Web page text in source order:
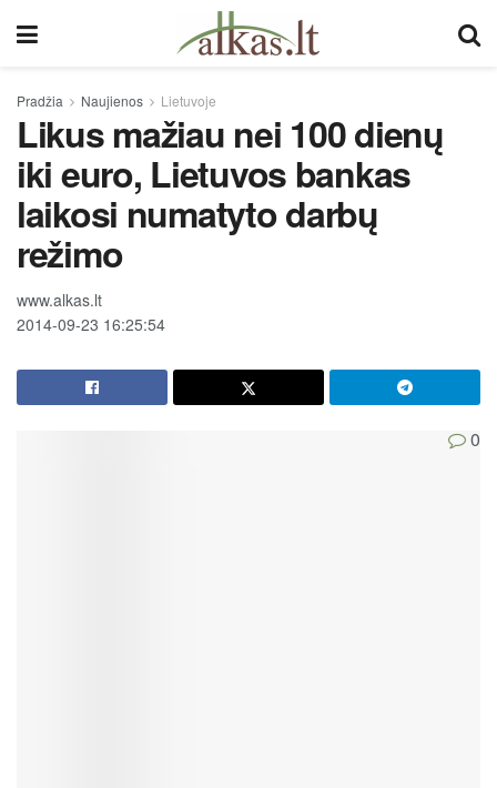
Pradžia Naujienos Lietuvoje
Likus mažiau nei 100 dienų
iki euro, Lietuvos bankas
laikosi numatyto darbų
režimo
www.alkas.lt
2014-09-23 16:25:54
0